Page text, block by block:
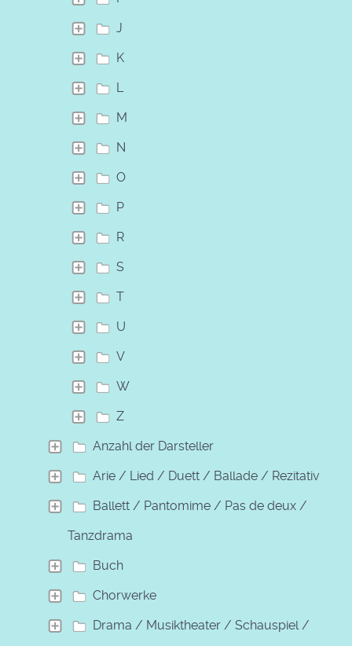
J
K
L
M
N
O
P
R
S
T
U
V
W
Z
Anzahl der Darsteller
Arie / Lied / Duett / Ballade / Rezitativ
Ballett / Pantomime / Pas de deux /
Tanzdrama
Buch
Chorwerke
Drama / Musiktheater / Schauspiel /